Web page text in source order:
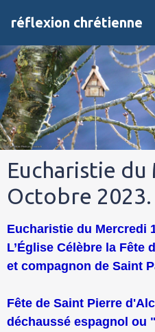
réflexion chrétienne
Eucharistie
Octobre 2023.
Eucharistie du Mercredi
L’Église Célèbre la Fête
et compagnon de Saint
Fête de Saint Pierre
déchaussé espagnol ou